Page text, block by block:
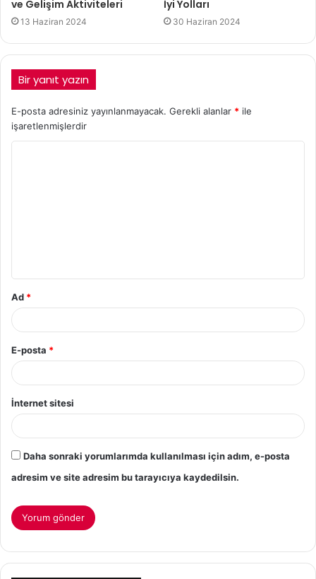
ve Gelişim Aktiviteleri
13 Haziran 2024
İyi Yolları
30 Haziran 2024
Bir yanıt yazın
E-posta adresiniz yayınlanmayacak. Gerekli alanlar * ile
işaretlenmişlerdir
Ad *
E-posta *
İnternet sitesi
Daha sonraki yorumlarımda kullanılması için adım, e-posta
adresim ve site adresim bu tarayıcıya kaydedilsin.